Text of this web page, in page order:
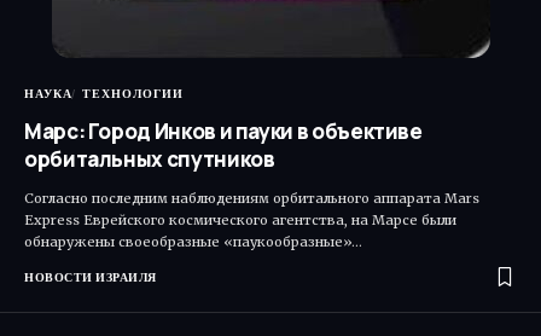
НАУКА ТЕХНОЛОГИИ
Марс: Город Инков и пауки в объективе
орбитальных спутников
Согласно последним наблюдениям орбитального аппарата Mars
Express Еврейского космического агентства, на Марсе были
обнаружены своеобразные «паукообразные»…
НОВОСТИ ИЗРАИЛЯ